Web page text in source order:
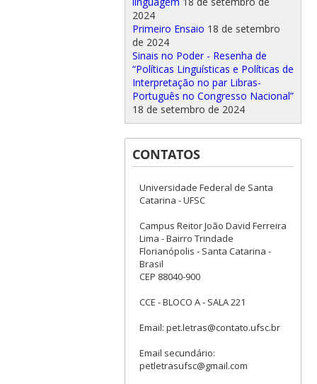
2024
Primeiro Ensaio 18 de setembro
de 2024
Sinais no Poder - Resenha de
“Políticas Linguísticas e Políticas de
Interpretação no par Libras-
Português no Congresso Nacional”
18 de setembro de 2024
CONTATOS
Universidade Federal de Santa
Catarina - UFSC
Campus Reitor João David Ferreira
Lima - Bairro Trindade
Florianópolis - Santa Catarina -
Brasil
CEP 88040-900
CCE - BLOCO A - SALA 221
Email: pet.letras@contato.ufsc.br
Email secundário:
petletrasufsc@gmail.com